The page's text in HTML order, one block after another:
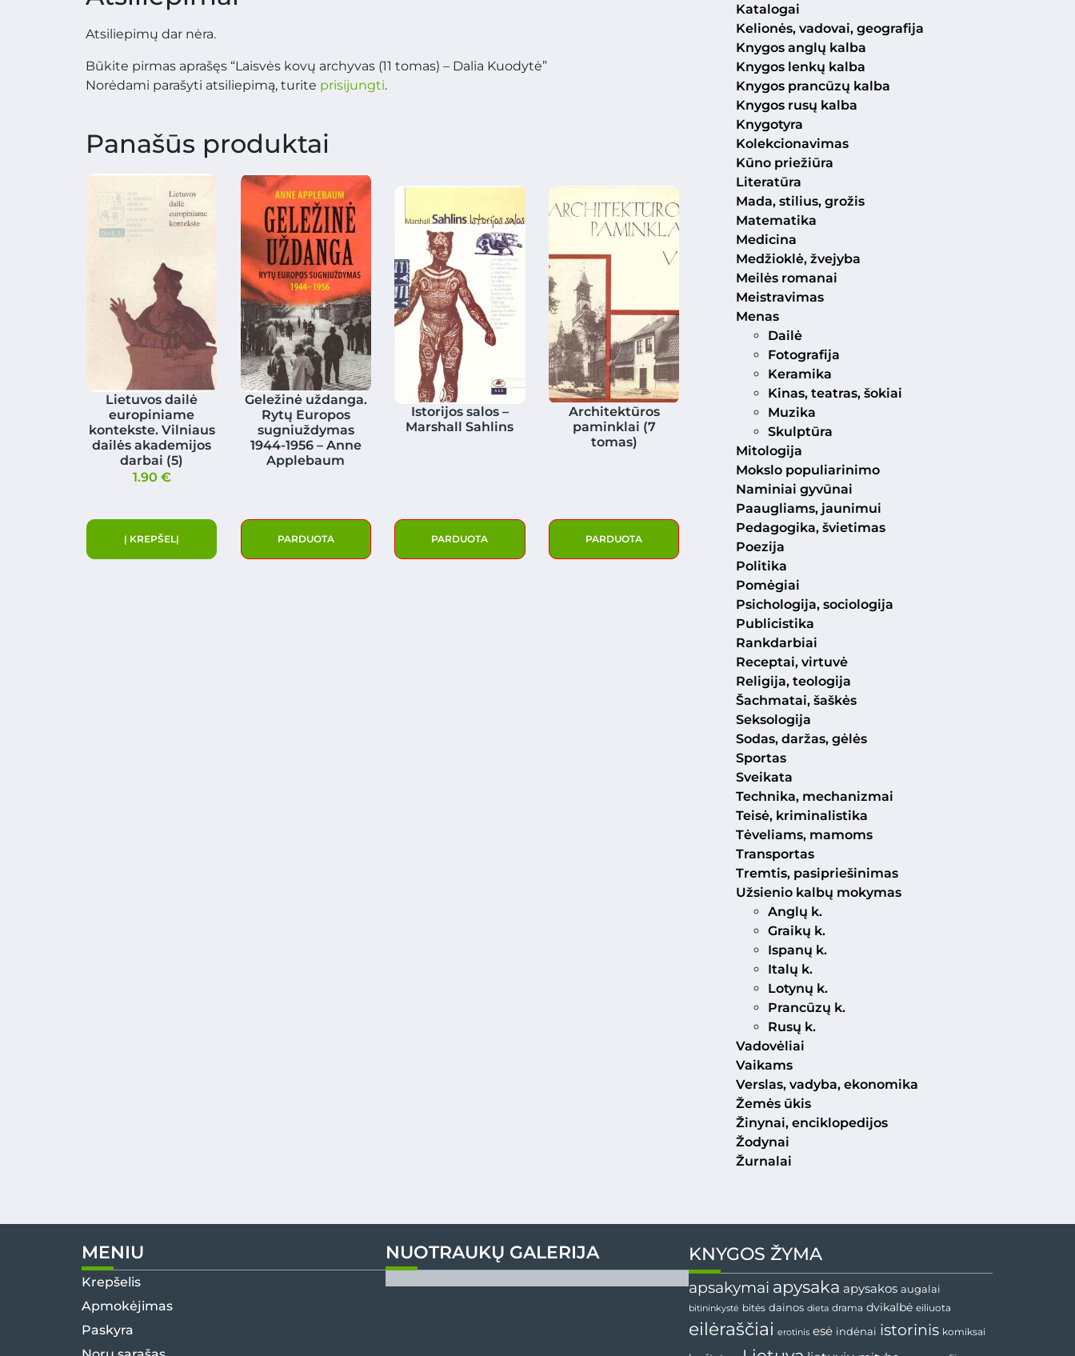
Atsiliepimų dar nėra.
Būkite pirmas aprašęs “Laisvės kovų archyvas (11 tomas) – Dalia Kuodytė”
Norėdami parašyti atsiliepimą, turite prisijungti.
Panašūs produktai
Lietuvos dailė
europiniame
kontekste. Vilniaus
dailės akademijos
darbai (5)
1.90 €
Į KREPŠELĮ
Geležinė uždanga.
Rytų Europos
sugniuždymas
1944-1956 – Anne
Applebaum
PARDUOTA
Istorijos salos –
Marshall Sahlins
PARDUOTA
Architektūros
paminklai (7
tomas)
PARDUOTA
Katalogai
Kelionės, vadovai, geografija
Knygos anglų kalba
Knygos lenkų kalba
Knygos prancūzų kalba
Knygos rusų kalba
Knygotyra
Kolekcionavimas
Kūno priežiūra
Literatūra
Mada, stilius, grožis
Matematika
Medicina
Medžioklė, žvejyba
Meilės romanai
Meistravimas
Menas
Dailė
Fotografija
Keramika
Kinas, teatras, šokiai
Muzika
Skulptūra
Mitologija
Mokslo populiarinimo
Naminiai gyvūnai
Paaugliams, jaunimui
Pedagogika, švietimas
Poezija
Politika
Pomėgiai
Psichologija, sociologija
Publicistika
Rankdarbiai
Receptai, virtuvė
Religija, teologija
Šachmatai, šaškės
Seksologija
Sodas, daržas, gėlės
Sportas
Sveikata
Technika, mechanizmai
Teisė, kriminalistika
Tėveliams, mamoms
Transportas
Tremtis, pasipriešinimas
Užsienio kalbų mokymas
Anglų k.
Graikų k.
Ispanų k.
Italų k.
Lotynų k.
Prancūzų k.
Rusų k.
Vadovėliai
Vaikams
Verslas, vadyba, ekonomika
Žemės ūkis
Žinynai, enciklopedijos
Žodynai
Žurnalai
MENIU
Krepšelis
Apmokėjimas
Paskyra
NUOTRAUKŲ GALERIJA KNYGOS ŽYMA
apsakymai apysaka apysakos augalai
bitininkystė bitės dainos dieta drama dvikalbė eiliuota
eilėraščiai erotinis esė indėnai istorinis komiksai